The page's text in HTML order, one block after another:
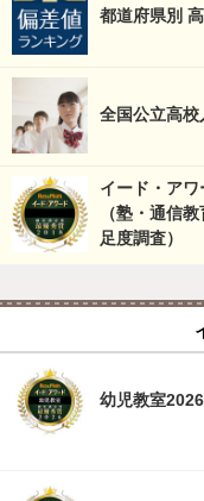
都道府県別
全国公立高校
イード・アワ
（塾・通信
足度調査）
幼児教室2026